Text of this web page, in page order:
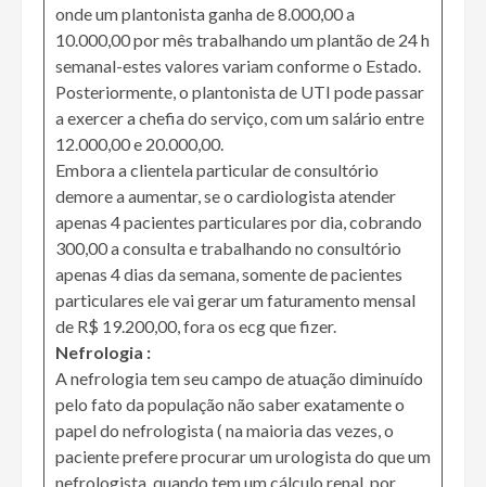
onde um plantonista ganha de 8.000,00 a
10.000,00 por mês trabalhando um plantão de 24 h
semanal-estes valores variam conforme o Estado.
Posteriormente, o plantonista de UTI pode passar
a exercer a chefia do serviço, com um salário entre
12.000,00 e 20.000,00.
Embora a clientela particular de consultório
demore a aumentar, se o cardiologista atender
apenas 4 pacientes particulares por dia, cobrando
300,00 a consulta e trabalhando no consultório
apenas 4 dias da semana, somente de pacientes
particulares ele vai gerar um faturamento mensal
de R$ 19.200,00, fora os ecg que fizer.
Nefrologia :
A nefrologia tem seu campo de atuação diminuído
pelo fato da população não saber exatamente o
papel do nefrologista ( na maioria das vezes, o
paciente prefere procurar um urologista do que um
nefrologista, quando tem um cálculo renal, por